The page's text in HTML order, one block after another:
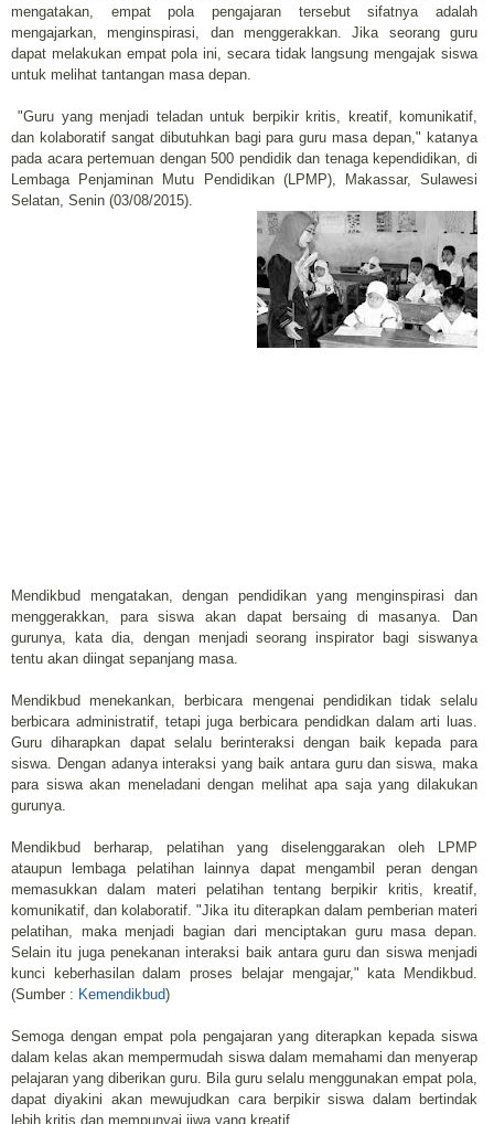
mengatakan, empat pola pengajaran tersebut sifatnya adalah
mengajarkan, menginspirasi, dan menggerakkan. Jika seorang guru
dapat melakukan empat pola ini, secara tidak langsung mengajak siswa
untuk melihat tantangan masa depan.
"Guru yang menjadi teladan untuk berpikir kritis, kreatif, komunikatif,
dan kolaboratif sangat dibutuhkan bagi para guru masa depan," katanya
pada acara pertemuan dengan 500 pendidik dan tenaga kependidikan, di
Lembaga Penjaminan Mutu Pendidikan (LPMP), Makassar, Sulawesi
Selatan, Senin (03/08/2015).
Mendikbud mengatakan, dengan pendidikan yang menginspirasi dan
menggerakkan, para siswa akan dapat bersaing di masanya. Dan
gurunya, kata dia, dengan menjadi seorang inspirator bagi siswanya
tentu akan diingat sepanjang masa.
Mendikbud menekankan, berbicara mengenai pendidikan tidak selalu
berbicara administratif, tetapi juga berbicara pendidkan dalam arti luas.
Guru diharapkan dapat selalu berinteraksi dengan baik kepada para
siswa. Dengan adanya interaksi yang baik antara guru dan siswa, maka
para siswa akan meneladani dengan melihat apa saja yang dilakukan
gurunya.
Mendikbud berharap, pelatihan yang diselenggarakan oleh LPMP
ataupun lembaga pelatihan lainnya dapat mengambil peran dengan
memasukkan dalam materi pelatihan tentang berpikir kritis, kreatif,
komunikatif, dan kolaboratif. "Jika itu diterapkan dalam pemberian materi
pelatihan, maka menjadi bagian dari menciptakan guru masa depan.
Selain itu juga penekanan interaksi baik antara guru dan siswa menjadi
kunci keberhasilan dalam proses belajar mengajar," kata Mendikbud.
(Sumber : Kemendikbud)
Semoga dengan empat pola pengajaran yang diterapkan kepada siswa
dalam kelas akan mempermudah siswa dalam memahami dan menyerap
pelajaran yang diberikan guru. Bila guru selalu menggunakan empat pola,
dapat diyakini akan mewujudkan cara berpikir siswa dalam bertindak
lebih kritis dan mempunyai jiwa yang kreatif